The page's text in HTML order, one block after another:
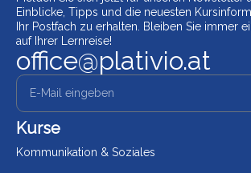
Einblicke, Tipps und die neuesten
Ihr Postfach zu erhalten. Bleiben Sie immer
auf Ihrer Lernreise!
office@plativio.at
Kurse
Kommunikation & Soziales